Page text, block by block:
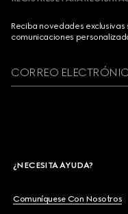
Reciba novedades
comunicaciones
CORREO
¿NECESITA AYUDA?
Comuníquese Con Nosotros